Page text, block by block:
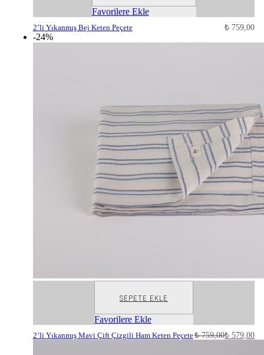
Favorilere Ekle
2’li Yıkanmış Bej Keten Peçete ₺ 759,00
-24%
SEPETE EKLE
Favorilere Ekle
2’li Yıkanmış Mavi Çift Çizgili Ham Keten Peçete₺759,00₺ 579,00